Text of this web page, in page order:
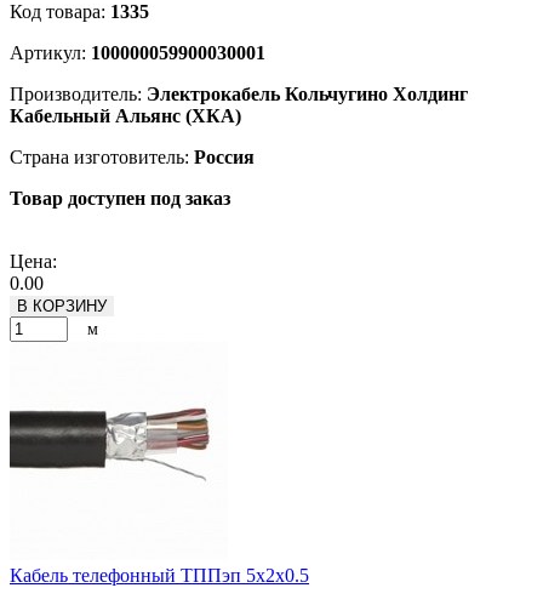
Код товара: 1335
Артикул: 100000059900030001
Производитель: Электрокабель Кольчугино Холдинг
Кабельный Альянс (ХКА)
Страна изготовитель: Россия
Товар доступен под заказ
Цена:
0.00
В КОРЗИНУ
м
Кабель телефонный ТППэп 5х2х0.5